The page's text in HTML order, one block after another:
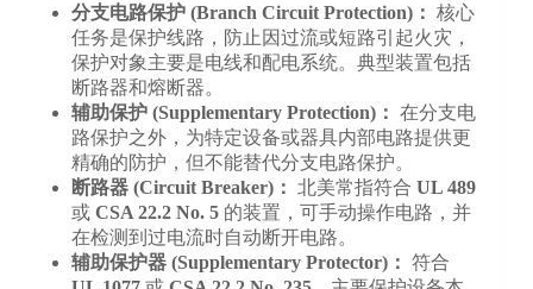
分支电路保护 (Branch Circuit Protection)： 核心
任务是保护线路，防止因过流或短路引起火灾，
保护对象主要是电线和配电系统。典型装置包括
断路器和熔断器。
辅助保护 (Supplementary Protection)： 在分支电
路保护之外，为特定设备或器具内部电路提供更
精确的防护，但不能替代分支电路保护。
断路器 (Circuit Breaker)： 北美常指符合 UL 489
或 CSA 22.2 No. 5 的装置，可手动操作电路，并
在检测到过电流时自动断开电路。
辅助保护器 (Supplementary Protector)： 符合